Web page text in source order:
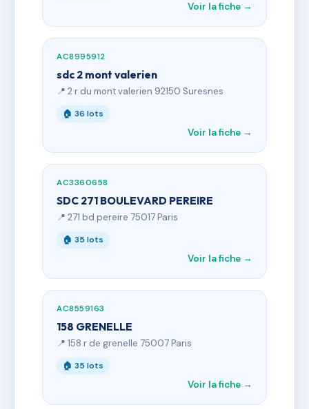
Voir la fiche →
AC8995912
sdc 2 mont valerien
📍 2 r du mont valerien 92150 Suresnes
🏠 36 lots
Voir la fiche →
AC3360658
SDC 271 BOULEVARD PEREIRE
📍 271 bd pereire 75017 Paris
🏠 35 lots
Voir la fiche →
AC8559163
158 GRENELLE
📍 158 r de grenelle 75007 Paris
🏠 35 lots
Voir la fiche →